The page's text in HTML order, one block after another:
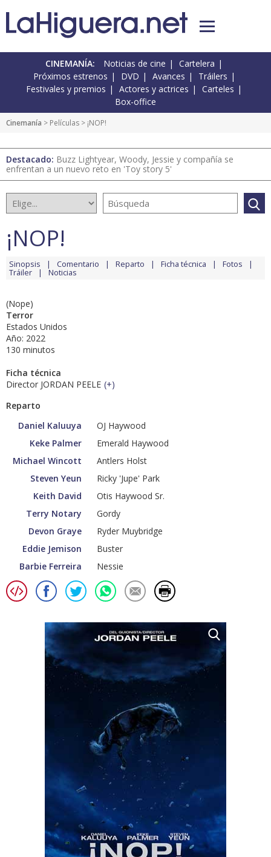
CINEMANÍA: Noticias de cine
Cartelera
Próximos estrenos
DVD Avances
Tráilers
Festivales y premios
Actores y actrices
Carteles
Box-office
Cinemanía > Películas > ¡NOP!
Destacado: Buzz Lightyear, Woody, Jessie y compañía se
enfrentan a un nuevo reto en 'Toy story 5'
¡NOP!
Sinopsis Comentario Reparto Ficha técnica Fotos
Tráiler Noticias
(Nope)
Terror
Estados Unidos
Año: 2022
130 minutos
Ficha técnica
Director JORDAN PEELE (+)
Reparto
Daniel Kaluuya
OJ Haywood
Keke Palmer
Emerald Haywood
Michael Wincott
Antlers Holst
Steven Yeun
Ricky 'Jupe' Park
Keith David
Otis Haywood Sr.
Terry Notary
Gordy
Devon Graye
Ryder Muybridge
Eddie Jemison
Buster
Barbie Ferreira
Nessie